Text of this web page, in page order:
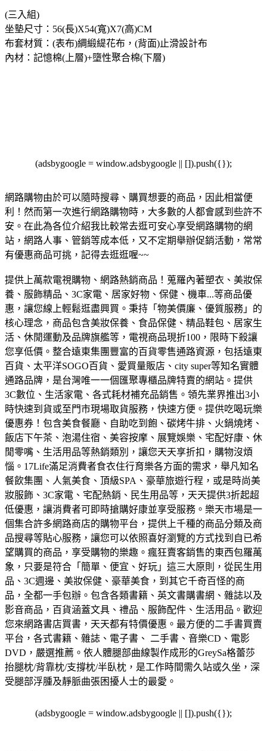
(三入組)
坐墊尺寸：56(長)X54(寬)X7(高)CM
布套材質：(表布)綢緞緹花布，(背面)止滑設計布
內材：記憶棉(上層)+墮性聚合棉(下層)
(adsbygoogle = window.adsbygoogle || []).push({});
網路購物由於可以隨時搜尋、購買想要的商品，因此相當便
利！然而第一次進行網路購物時，大多數的人都會感到些許不
安。在此為各位介紹我比較常去逛可安心享受網路購物的網
站，網路人事、管銷等成本低，又不定期舉辦促銷活動，常常
有優惠商品可挑，記得去逛逛喔~~
提供上萬款電視購物、網路熱銷商品！蒐羅內著塑衣、美妝保
養、服飾精品、3C家電、居家好物、保健、機車...等商品優
惠，讓您線上輕鬆逛盡興買。 秉持「物美價廉、優質服務」的
核心理念，商品包含美妝保養、食品保健、精品鞋包、居家生
活、休閒運動及品牌旗艦等，電視商品現折100，限時下殺讓
您享低價。 整合遠東集團豐富的百貨零售通路資源，包括遠東
百貨、太平洋SOGO百貨、愛買量販店、city super等知名實體
通路品牌，是台灣唯一一個匯聚專櫃品牌特賣的網站。 提供
3C數位、生活家電、各式耗材補充品銷售。領先業界推出3小
時快速到貨或至門市現場取貨服務，快速方便。 提供吃喝玩樂
優惠券！包含美食餐廳、自助吃到飽、碳烤牛排、火鍋燒烤、
飯店下午茶、泡湯住宿、美容按摩、展覽娛樂、宅配好康、休
閒零嘴、生活用品等熱銷類別，讓您天天享折扣，購物沒煩
惱。 17Life滿足消費者食衣住行育樂各方面的需求，舉凡知名
餐飲集團、人氣美食、頂級SPA、豪華旅遊行程，或是時尚美
妝服飾、3C家電、宅配熱銷、民生用品等，天天提供3折起超
低優惠，讓消費者可即時搶購好康並享受服務。 樂天市場是一
個集合許多網路商店的購物平台，提供上千種的商品分類及商
品搜尋等貼心服務，讓您可以依照喜好瀏覽的方式找到自已希
望購買的商品，享受購物的樂趣。 瘋狂賣客銷售的東西包羅萬
象，只要是符合「簡單、便宜、好玩」這三大原則，從民生用
品、3C週邊、美妝保健、豪華美食，到其它千奇百怪的商
品，全都一手包辦。 包含各類書籍、英文書購書網、雜誌以及
影音商品，百貨涵蓋文具、禮品、服飾配件、生活用品。歡迎
您來網路書店買書，天天都有特價優惠。 最方便的二手書買賣
平台，各式書籍、雜誌、電子書、 二手書、音樂CD、電影
DVD，嚴選推薦。 依人體腿部曲線製作成形的GreySa格蕾莎
抬腿枕/背靠枕/支撐枕/半臥枕，是工作時間需久站或久坐，深
受腿部浮腫及靜脈曲張困擾人士的最愛。
(adsbygoogle = window.adsbygoogle || []).push({});